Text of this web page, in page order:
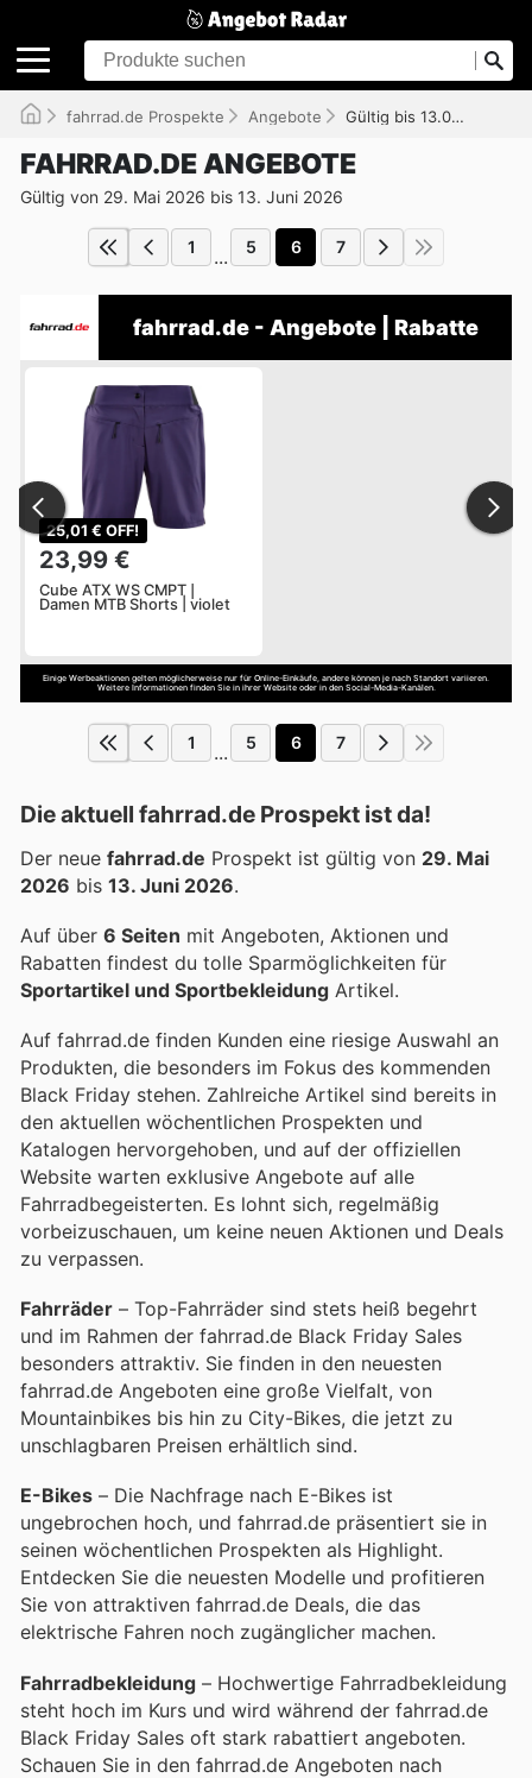
fahrrad.de Prospekte Angebote Gültig bis 13.06.2026
FAHRRAD.DE ANGEBOTE
Gültig von 29. Mai 2026 bis 13. Juni 2026
1 ... 5 6 7
fahrrad.de - Angebote | Rabatte
25,01 € OFF!
23,99 €
Cube ATX WS CMPT |
Damen MTB Shorts | violet
Einige Werbeaktionen gelten möglicherweise nur für Online-Einkäufe, andere können je nach Standort variieren.
Weitere Informationen finden Sie in ihrer Website oder in den Social-Media-Kanälen.
1 ... 5 6 7
Die aktuell fahrrad.de Prospekt ist da!
Der neue fahrrad.de Prospekt ist gültig von 29. Mai
2026 bis 13. Juni 2026.
Auf über 6 Seiten mit Angeboten, Aktionen und
Rabatten findest du tolle Sparmöglichkeiten für
Sportartikel und Sportbekleidung Artikel.
Auf fahrrad.de finden Kunden eine riesige Auswahl an
Produkten, die besonders im Fokus des kommenden
Black Friday stehen. Zahlreiche Artikel sind bereits in
den aktuellen wöchentlichen Prospekten und
Katalogen hervorgehoben, und auf der offiziellen
Website warten exklusive Angebote auf alle
Fahrradbegeisterten. Es lohnt sich, regelmäßig
vorbeizuschauen, um keine neuen Aktionen und Deals
zu verpassen.
Fahrräder – Top-Fahrräder sind stets heiß begehrt
und im Rahmen der fahrrad.de Black Friday Sales
besonders attraktiv. Sie finden in den neuesten
fahrrad.de Angeboten eine große Vielfalt, von
Mountainbikes bis hin zu City-Bikes, die jetzt zu
unschlagbaren Preisen erhältlich sind.
E-Bikes – Die Nachfrage nach E-Bikes ist
ungebrochen hoch, und fahrrad.de präsentiert sie in
seinen wöchentlichen Prospekten als Highlight.
Entdecken Sie die neuesten Modelle und profitieren
Sie von attraktiven fahrrad.de Deals, die das
elektrische Fahren noch zugänglicher machen.
Fahrradbekleidung – Hochwertige Fahrradbekleidung
steht hoch im Kurs und wird während der fahrrad.de
Black Friday Sales oft stark rabattiert angeboten.
Schauen Sie in den fahrrad.de Angeboten nach